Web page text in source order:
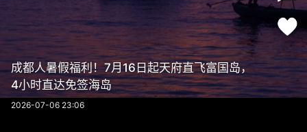
成都人暑假福利！7月16日起天府直飞富国岛，
4小时直达免签海岛
2026-07-06 23:06